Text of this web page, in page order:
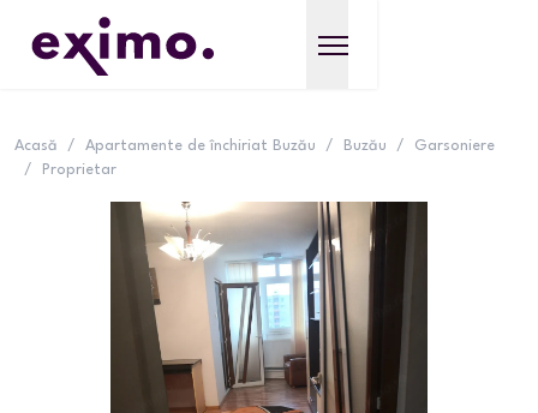
Acasă / Apartamente de închiriat Buzău / Buzău /
Garsoniere
/
Proprietar